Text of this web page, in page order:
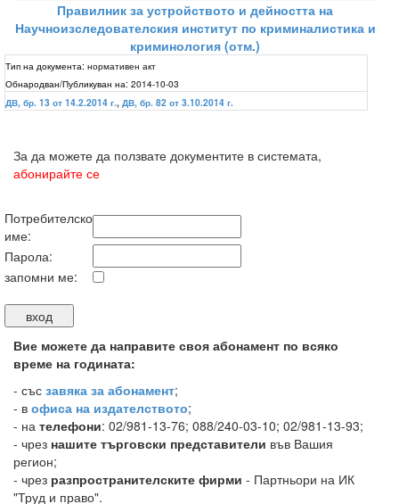
Правилник за устройството и дейността на
Научноизследователския институт по криминалистика и
криминология (отм.)
Тип на документа: нормативен акт
Обнародван/Публикуван на: 2014-10-03
ДВ, бр. 13 от 14.2.2014 г., ДВ, бр. 82 от 3.10.2014 г.
За да можете да ползвате документите в системата,
абонирайте се
Потребителско
име:
Парола:
запомни ме:
Вие можете да направите своя абонамент по всяко
време на годината:
- със завяка за абонамент;
- в офиса на издателството;
- на телефони: 02/981-13-76; 088/240-03-10; 02/981-13-93;
- чрез нашите търговски представители във Вашия
регион;
- чрез разпространителските фирми - Партньори на ИК
"Труд и право".